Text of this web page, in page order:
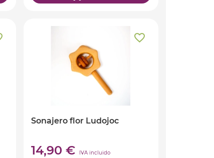
Sonajero flor Ludojoc
14,90 € IVA incluido